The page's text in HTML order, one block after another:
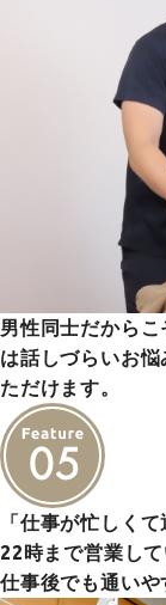
男性同士だから
は話しづらいお
ただけます。
「仕事が忙しくて
22時まで営業し
仕事後でも通いや